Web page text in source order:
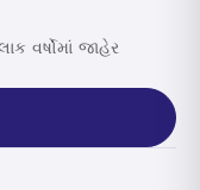
વર્ષોમાં જાહેર